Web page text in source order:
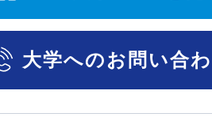
大学へのお問い合